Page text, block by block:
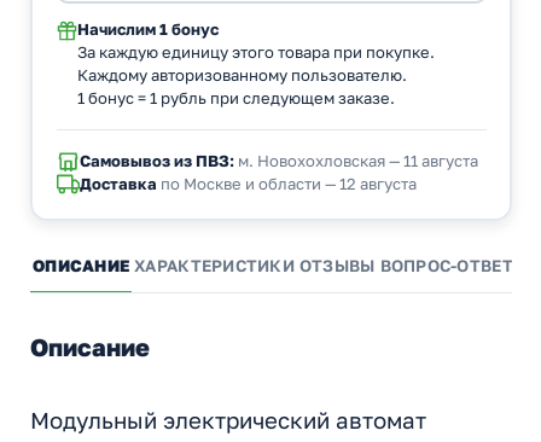
Начислим 1 бонус
За каждую единицу этого товара при покупке.
Каждому авторизованному пользователю.
1 бонус = 1 рубль при следующем заказе.
Самовывоз из ПВЗ:м. Новохохловская — 11 августа
Доставка по Москве и области — 12 августа
ОПИСАНИЕ ХАРАКТЕРИСТИКИ ОТЗЫВЫ ВОПРОС-ОТВЕТ
Описание
Модульный электрический автомат